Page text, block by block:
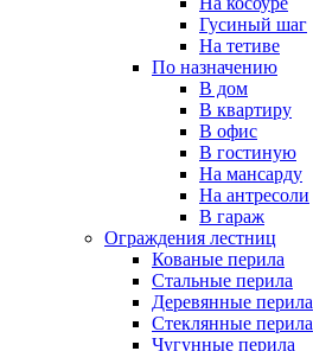
Гусиный шаг
На тетиве
По назначению
В дом
В квартиру
В офис
В гостиную
На мансарду
На антресоли
В гараж
Ограждения лестниц
Кованые перила
Стальные перила
Деревянные перила
Стеклянные перила
Чугунные перила